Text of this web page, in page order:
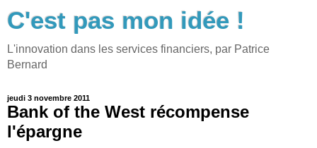
C'est pas mon idée !
L'innovation dans les services financiers, par Patrice
Bernard
jeudi 3 novembre 2011
Bank of the West récompense
l'épargne